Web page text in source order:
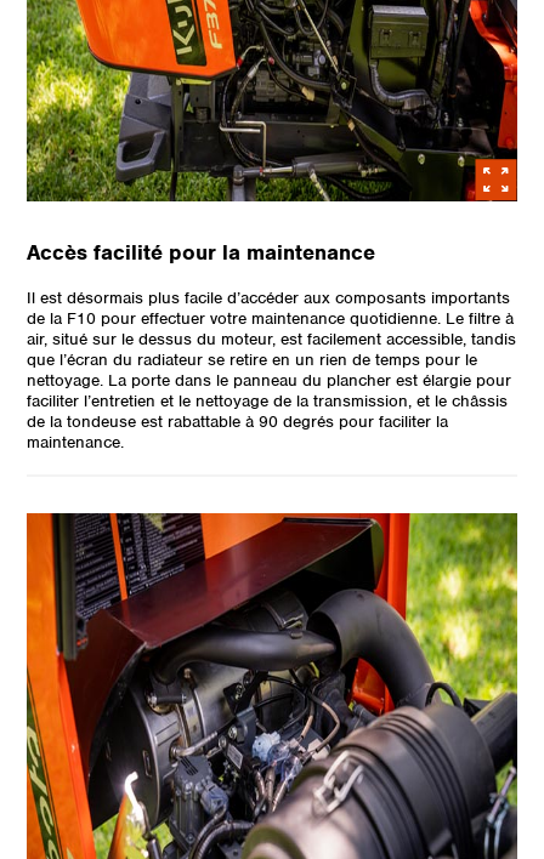
Accès facilité pour la maintenance
Il est désormais plus facile d’accéder aux composants importants
de la F10 pour effectuer votre maintenance quotidienne. Le filtre à
air, situé sur le dessus du moteur, est facilement accessible, tandis
que l’écran du radiateur se retire en un rien de temps pour le
nettoyage. La porte dans le panneau du plancher est élargie pour
faciliter l’entretien et le nettoyage de la transmission, et le châssis
de la tondeuse est rabattable à 90 degrés pour faciliter la
maintenance.